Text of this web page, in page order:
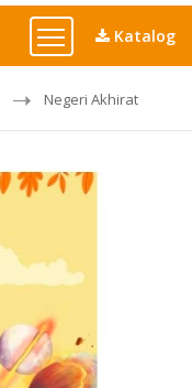
Katalog
Negeri Akhirat